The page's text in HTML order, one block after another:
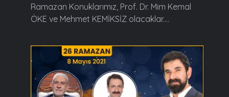
Ramazan Konuklarımız, Prof. Dr. Mim Kemal
ÖKE ve Mehmet KEMİKSİZ olacaklar....